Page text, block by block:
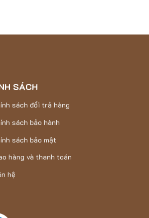
SÁCH
sách đổi trả hàng
sách bảo hành
sách bảo mật
hàng và thanh toán
hệ